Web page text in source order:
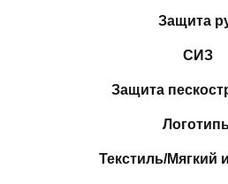
Защита
СИЗ
Защита
Текстиль/Мягкий